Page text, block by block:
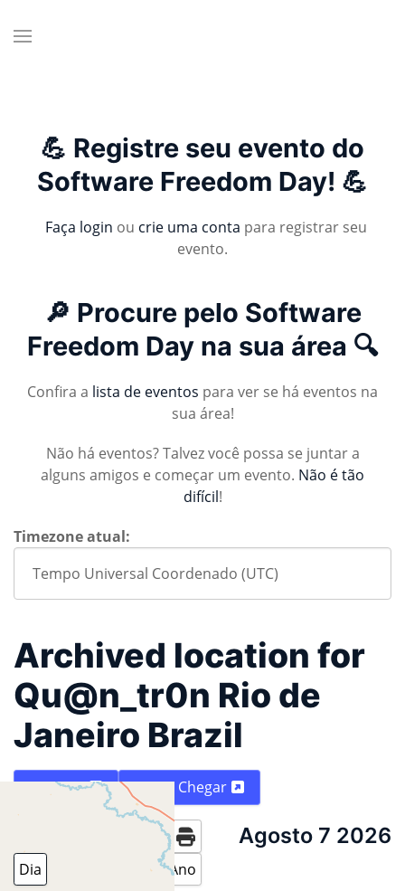
💪 Registre seu evento do
Software Freedom Day! 💪
Faça login ou crie uma conta para registrar seu
evento.
🔎 Procure pelo Software
Freedom Day na sua área 🔍
Confira a lista de eventos para ver se há eventos na
sua área!
Não há eventos? Talvez você possa se juntar a
alguns amigos e começar um evento. Não é tão
difícil!
Timezone atual:
Archived location for
Qu@n_tr0n Rio de
Janeiro Brazil
Mapa Como Chegar
Agosto 7 2026
Dia Mês Ano